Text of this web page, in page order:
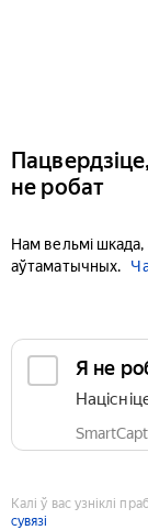
не робат
Нам вельмі
аўтаматычных.
Я не
Калі ў вас узніклі
сувязі